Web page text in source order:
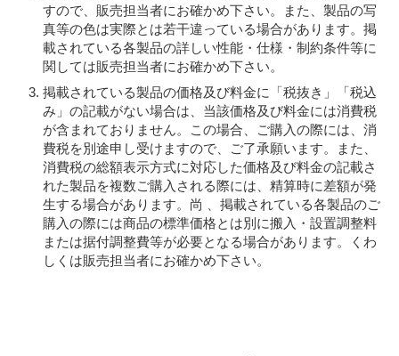
すので、販売担当者にお確かめ下さい。また、製品の写
真等の色は実際とは若干違っている場合があります。掲
載されている各製品の詳しい性能・仕様・制約条件等に
関しては販売担当者にお確かめ下さい。
掲載されている製品の価格及び料金に「税抜き」「税込
み」の記載がない場合は、当該価格及び料金には消費税
が含まれておりません。この場合、ご購入の際には、消
費税を別途申し受けますので、ご了承願います。また、
消費税の総額表示方式に対応した価格及び料金の記載さ
れた製品を複数ご購入される際には、精算時に差額が発
生する場合があります。尚 、掲載されている各製品のご
購入の際には商品の標準価格とは別に搬入・設置調整料
または据付調整費等が必要となる場合があります。くわ
しくは販売担当者にお確かめ下さい。